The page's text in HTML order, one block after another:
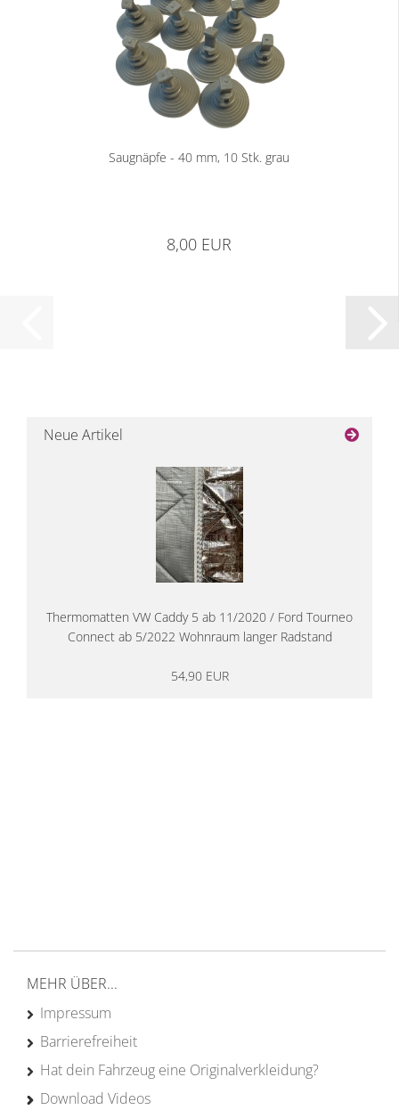
Saugnäpfe - 40 mm, 10 Stk. grau
8,00 EUR
Neue Artikel
Thermomatten VW Caddy 5 ab 11/2020 / Ford Tourneo
Connect ab 5/2022 Wohnraum langer Radstand
54,90 EUR
MEHR ÜBER...
Impressum
Barrierefreiheit
Hat dein Fahrzeug eine Originalverkleidung?
Download Videos